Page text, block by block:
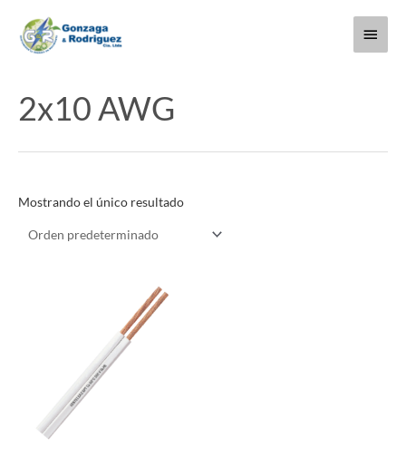
contenido
Menú
2x10 AWG
Mostrando el único resultado
Este
producto